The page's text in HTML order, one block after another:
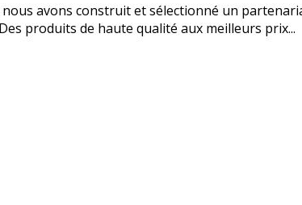
avons construit et sélectionné un
produits de haute qualité aux meilleurs prix...